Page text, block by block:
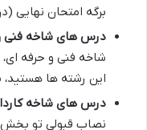
برگه امتحان
درس های شاخه فنی
شاخه فنی و حرفه
این رشته ها هستید،
درس های شاخه
نصاب قبولی تو بخش